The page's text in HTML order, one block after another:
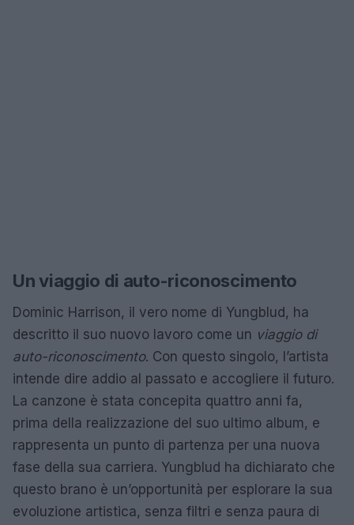
Un viaggio di auto-riconoscimento
Dominic Harrison, il vero nome di Yungblud, ha
descritto il suo nuovo lavoro come un viaggio di
auto-riconoscimento. Con questo singolo, l’artista
intende dire addio al passato e accogliere il futuro.
La canzone è stata concepita quattro anni fa,
prima della realizzazione del suo ultimo album, e
rappresenta un punto di partenza per una nuova
fase della sua carriera. Yungblud ha dichiarato che
questo brano è un’opportunità per esplorare la sua
evoluzione artistica, senza filtri e senza paura di